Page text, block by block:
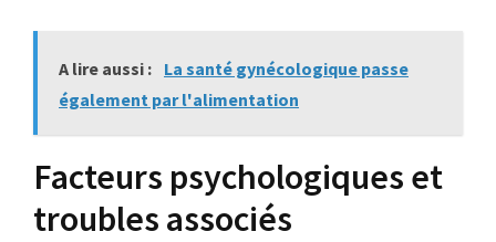
A lire aussi : La santé gynécologique passe
également par l'alimentation
Facteurs psychologiques et
troubles associés